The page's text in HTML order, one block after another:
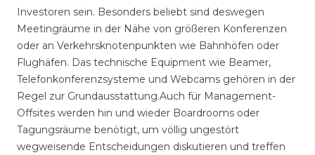
Investoren sein. Besonders beliebt sind deswegen
Meetingräume in der Nähe von größeren Konferenzen
oder an Verkehrsknotenpunkten wie Bahnhöfen oder
Flughäfen. Das technische Equipment wie Beamer,
Telefonkonferenzsysteme und Webcams gehören in der
Regel zur Grundausstattung.Auch für Management-
Offsites werden hin und wieder Boardrooms oder
Tagungsräume benötigt, um völlig ungestört
wegweisende Entscheidungen diskutieren und treffen